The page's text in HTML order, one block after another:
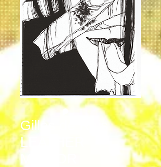
Gilles de Rais
LEATHER
MIRROR